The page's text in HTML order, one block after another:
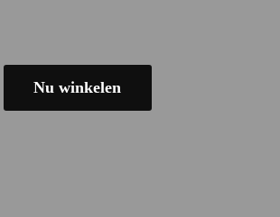
Nu winkelen